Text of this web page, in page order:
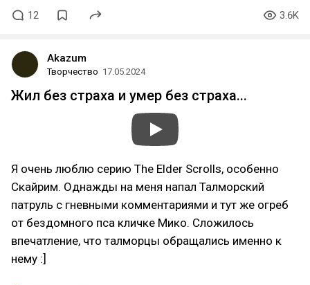
12 3.6K
Akazum
Творчество 17.05.2024
Жил без страха и умер без страха...
Я очень люблю серию The Elder Scrolls, особенно
Скайрим. Однажды на меня напал Талморский
патруль с гневными комментариями и тут же огреб
от бездомного пса кличке Мико. Сложилось
впечатление, что талморцы обращались именно к
нему :]